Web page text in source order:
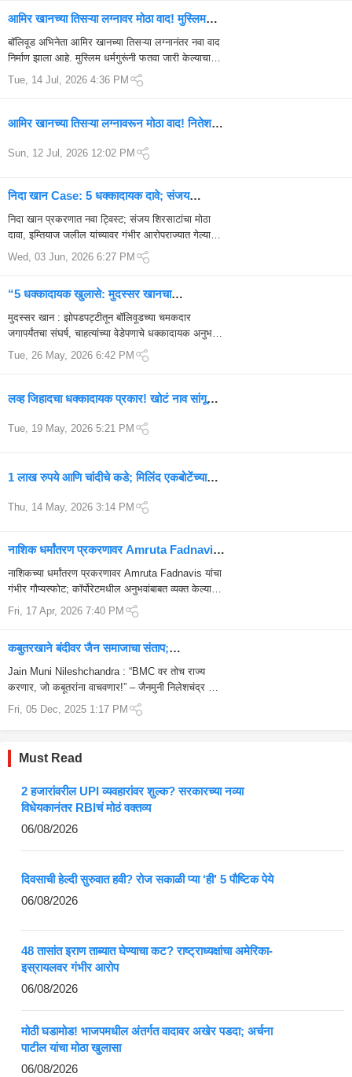
आमिर खानच्या तिसऱ्या लग्नावर मोठा वाद! मुस्लिम
धर्मगुरूंचा फतवा, ‘लव्ह जिहाद’चे आरोप; जाणून घ्या 7
मोठे मुद्दे
बॉलिवूड अभिनेता आमिर खानच्या तिसऱ्या लग्नानंतर नवा वाद
निर्माण झाला आहे. मुस्लिम धर्मगुरूंनी फतवा जारी केल्याचा
दावा, तर काही हिंदुत्ववादी संघटनांकडून...
Tue, 14 Jul, 2026 4:36 PM
आमिर खानच्या तिसऱ्या लग्नावरून मोठा वाद! नितेश
म्हणत 5 मोठे आरोप
Sun, 12 Jul, 2026 12:02 PM
निदा खान Case: 5 धक्कादायक दावे; संजय
शिरसाटांनी इम्तियाज जलील यांच्यावर गंभीर आरोप
निदा खान प्रकरणात नवा ट्विस्ट; संजय शिरसाटांचा मोठा
दावा, इम्तियाज जलील यांच्यावर गंभीर आरोपराज्यात गेल्या
काही महिन्यांपासून चर्चेत असलेल्या निदा...
Wed, 03 Jun, 2026 6:27 PM
“5 धक्कादायक खुलासे: मुदस्सर खानचा
खळबळजनक प्रवास, चाहतीची विचित्र मागणी आणि
बॉलिवूडमधील संघर्ष कथा”
मुदस्सर खान : झोपडपट्टीतून बॉलिवूडच्या चमकदार
जगापर्यंतचा संघर्ष, चाहत्यांच्या वेडेपणाचे धक्कादायक अनुभव
आणि वैयक्तिक आयुष्याची वेदनादायक कहाणी बॉ...
Tue, 26 May, 2026 6:42 PM
लव्ह जिहादचा धक्कादायक प्रकार! खोटं नाव सांगून
Tue, 19 May, 2026 5:21 PM
1 लाख रुपये आणि चांदीचे कडे; मिलिंद एकबोटेंच्या
Thu, 14 May, 2026 3:14 PM
नाशिक धर्मांतरण प्रकरणावर Amruta Fadnavis
यांचा मोठा गौप्यस्फोट
नाशिकच्या धर्मांतरण प्रकरणावर Amruta Fadnavis यांचा
गंभीर गौप्यस्फोट; कॉर्पोरेटमधील अनुभवांबाबत व्यक्त केल्या
भावना नाशिकमध्ये सुरू असलेल्या कथित कॉर्पोरेट धर्मांतरण
प्रकरणावरून र...
Fri, 17 Apr, 2026 7:40 PM
कबुतरखाने बंदीवर जैन समाजाचा संताप;
निलेशचंद्रांचा मोठा हल्ला
Jain Muni Nileshchandra : “BMC वर तोच राज्य
करणार, जो कबूतरांना वाचवणार!” – जैनमुनी निलेशचंद्र यांचं
मोठं वक्तव्य मुंबई : मुंबईतील कबुतरखान्यांवर कोर्टा...
Fri, 05 Dec, 2025 1:17 PM
Must Read
2 हजारांवरील UPI व्यवहारांवर शुल्क? सरकारच्या नव्या
विधेयकानंतर RBIचं मोठं वक्तव्य
06/08/2026
दिवसाची हेल्दी सुरुवात हवी? रोज सकाळी प्या ‘ही’ 5 पौष्टिक पेये
06/08/2026
48 तासांत इराण ताब्यात घेण्याचा कट? राष्ट्राध्यक्षांचा अमेरिका-
इस्रायलवर गंभीर आरोप
06/08/2026
मोठी घडामोड! भाजपमधील अंतर्गत वादावर अखेर पडदा; अर्चना
पाटील यांचा मोठा खुलासा
06/08/2026